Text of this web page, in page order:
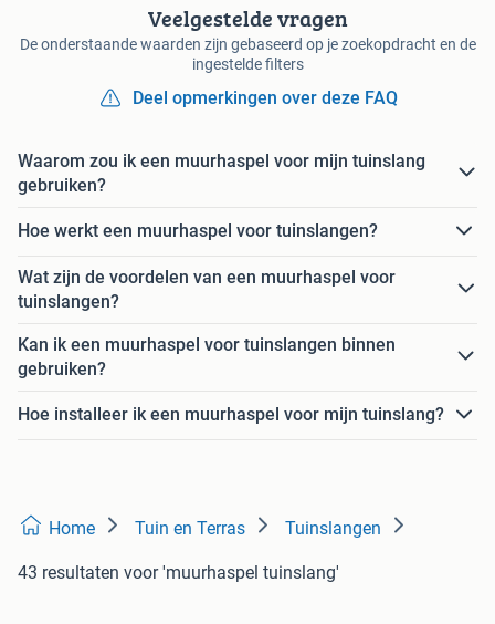
Veelgestelde vragen
De onderstaande waarden zijn gebaseerd op je zoekopdracht en de
ingestelde filters
Deel opmerkingen over deze FAQ
Waarom zou ik een muurhaspel voor mijn tuinslang
gebruiken?
Hoe werkt een muurhaspel voor tuinslangen?
Wat zijn de voordelen van een muurhaspel voor
tuinslangen?
Kan ik een muurhaspel voor tuinslangen binnen
gebruiken?
Hoe installeer ik een muurhaspel voor mijn tuinslang?
Home Tuin en Terras Tuinslangen
43 resultaten voor 'muurhaspel tuinslang'